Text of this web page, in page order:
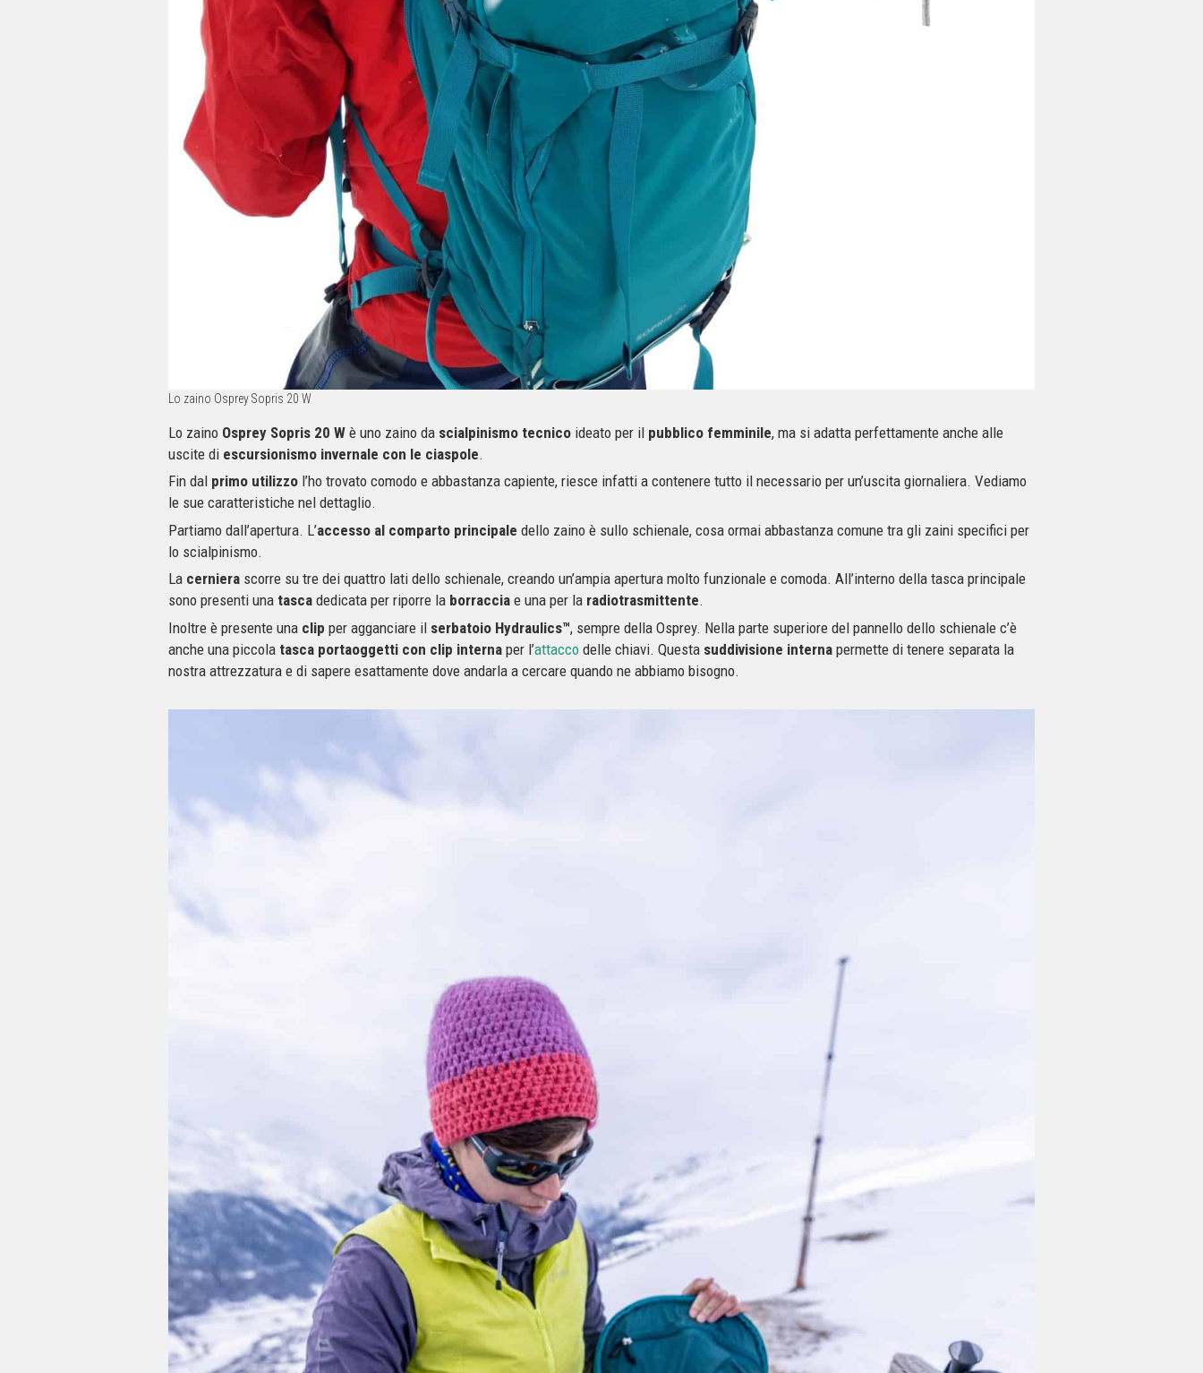
Lo zaino Osprey Sopris 20 W
Lo zaino Osprey Sopris 20 W è uno zaino da scialpinismo tecnico ideato per il pubblico femminile, ma si adatta perfettamente anche alle
uscite di escursionismo invernale con le ciaspole.
Fin dal primo utilizzo l’ho trovato comodo e abbastanza capiente, riesce infatti a contenere tutto il necessario per un’uscita giornaliera. Vediamo
le sue caratteristiche nel dettaglio.
Partiamo dall’apertura. L’accesso al comparto principale dello zaino è sullo schienale, cosa ormai abbastanza comune tra gli zaini specifici per
lo scialpinismo.
La cerniera scorre su tre dei quattro lati dello schienale, creando un’ampia apertura molto funzionale e comoda. All’interno della tasca principale
sono presenti una tasca dedicata per riporre la borraccia e una per la radiotrasmittente.
Inoltre è presente una clip per agganciare il serbatoio Hydraulics™, sempre della Osprey. Nella parte superiore del pannello dello schienale c’è
anche una piccola tasca portaoggetti con clip interna per l’attacco delle chiavi. Questa suddivisione interna permette di tenere separata la
nostra attrezzatura e di sapere esattamente dove andarla a cercare quando ne abbiamo bisogno.